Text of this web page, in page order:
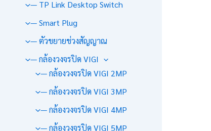
— TP Link Desktop Switch
— Smart Plug
— ตัวขยายช่วงสัญญาณ
— กล้องวงจรปิด VIGI
— กล้องวงจรปิด VIGI 2MP
— กล้องวงจรปิด VIGI 3MP
— กล้องวงจรปิด VIGI 4MP
— กล้องวงจรปิด VIGI 5MP